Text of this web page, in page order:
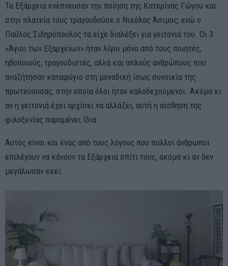
Τα Εξάρχεια ενέπνευσαν την ποίηση της Κατερίνας Γώγου και
στην πλατεία τους τραγουδούσε ο Νικόλας Άσιμος, ενώ ο
Παύλος Σιδηρόπουλος τα είχε διαλέξει για γειτονιά του. Οι 3
«Άγιοι των Εξαρχείων» ήταν λίγοι μόνο από τους ποιητές,
ηθοποιούς, τραγουδιστές, αλλά και απλούς ανθρώπους που
αναζήτησαν καταφύγιο στη μοναδική ίσως συνοικία της
πρωτεύουσας, στην οποία όλοι ήταν καλοδεχούμενοι. Ακόμα κι
αν η γειτονιά έχει αρχίσει να αλλάζει, αυτή η αίσθηση της
φιλοξενίας παραμένει ίδια.
Αυτός είναι και ένας από τους λόγους που πολλοί άνθρωποι
επιλέγουν να κάνουν τα Εξάρχεια σπίτι τους, ακόμα κι αν δεν
μεγάλωσαν εκεί.